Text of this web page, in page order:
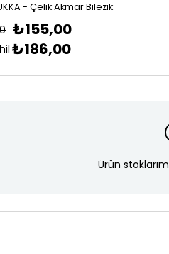
- Çelik Akmar Bilezik
₺155,00
₺186,00
Ürün